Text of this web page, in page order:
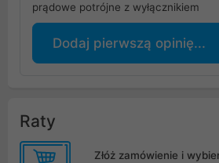
prądowe potrójne z wyłącznikiem
Dodaj pierwszą opinię...
Raty
Złóż zamówienie i